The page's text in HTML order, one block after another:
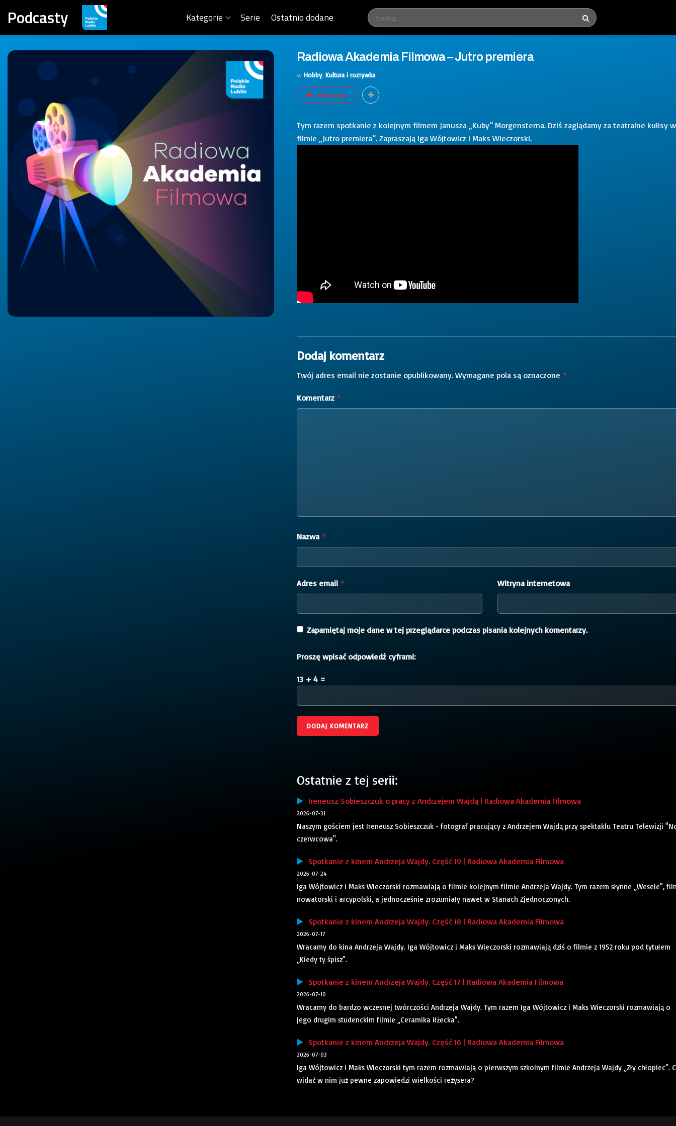
Podcasty Kategorie Serie Ostatnio dodane
Radiowa Akademia Filmowa – Jutro premiera
w Hobby, Kultura i rozrywka
Odtwarzaj
Tym razem spotkanie z kolejnym filmem Janusza „Kuby” Morgensterna. Dziś zaglądamy za teatralne kulisy w
filmie „Jutro premiera”. Zapraszają Iga Wójtowicz i Maks Wieczorski.
Dodaj komentarz
Twój adres email nie zostanie opublikowany. Wymagane pola są oznaczone *
Komentarz *
Nazwa *
Adres email * Witryna internetowa
Zapamiętaj moje dane w tej przeglądarce podczas pisania kolejnych komentarzy.
Proszę wpisać odpowiedź cyframi:
13 + 4 =
Ostatnie z tej serii:
Ireneusz Sobieszczuk o pracy z Andrzejem Wajdą | Radiowa Akademia Filmowa
2026-07-31
Naszym gościem jest Ireneusz Sobieszczuk - fotograf pracujący z Andrzejem Wajdą przy spektaklu Teatru Telewizji
czerwcowa".
Spotkanie z kinem Andrzeja Wajdy. Część 19 | Radiowa Akademia Filmowa
2026-07-24
Iga Wójtowicz i Maks Wieczorski rozmawiają o filmie kolejnym filmie Andrzeja Wajdy. Tym razem słynne „Wesele”,
nowatorski i arcypolski, a jednocześnie zrozumiały nawet w Stanach Zjednoczonych.
Spotkanie z kinem Andrzeja Wajdy. Część 18 | Radiowa Akademia Filmowa
2026-07-17
Wracamy do kina Andrzeja Wajdy. Iga Wójtowicz i Maks Wieczorski rozmawiają dziś o filmie z 1952 roku pod tytułem
„Kiedy ty śpisz”.
Spotkanie z kinem Andrzeja Wajdy. Część 17 | Radiowa Akademia Filmowa
2026-07-10
Wracamy do bardzo wczesnej twórczości Andrzeja Wajdy. Tym razem Iga Wójtowicz i Maks Wieczorski rozmawiają o
jego drugim studenckim filmie „Ceramika iłżecka”.
Spotkanie z kinem Andrzeja Wajdy. Część 16 | Radiowa Akademia Filmowa
2026-07-03
Iga Wójtowicz i Maks Wieczorski tym razem rozmawiają o pierwszym szkolnym filmie Andrzeja Wajdy „Zły chłopiec”.
widać w nim już pewne zapowiedzi wielkości reżysera?